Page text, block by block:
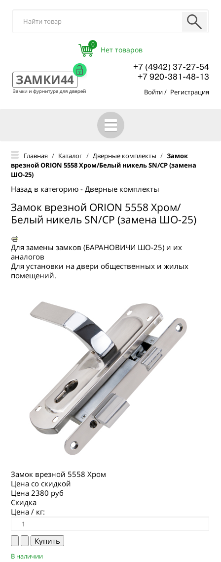
0
+7 (4942) 37-27-54
+7 920-381-48-13
Войти/ Регистрация
ГЛАВНАЯ
КАТАЛОГ
О КОМПАНИИ
ОПТОВЫМ ПОКУПАТЕЛЯМ
ГДЕ КУПИТЬ
КОНТАКТЫ
Главная / Каталог / Дверные комплекты / Замок
врезной ORION 5558 Хром/Белый никель SN/CP (замена
ШО-25)
Назад в категорию - Дверные комплекты
Замок врезной ORION 5558 Хром/
Белый никель SN/CP (замена ШО-25)
Для замены замков (БАРАНОВИЧИ ШО-25) и их
аналогов
Для установки на двери общественных и жилых
помещений.
Замок врезной 5558 Хром
Цена со скидкой
Цена2380 руб
Скидка
Цена / кг:
В наличии